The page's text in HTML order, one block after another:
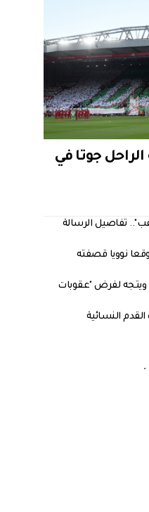
جوتا في
تفاصيل الرسالة
نوويا قصفته
ويتجه لفرض "عقوبات
القدم النسائية